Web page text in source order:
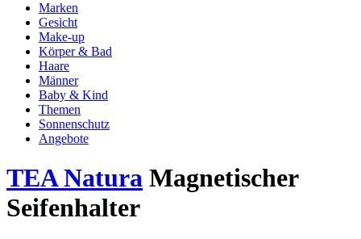
Marken
Gesicht
Make-up
Körper & Bad
Haare
Männer
Baby & Kind
Themen
Sonnenschutz
Angebote
TEA Natura Magnetischer
Seifenhalter